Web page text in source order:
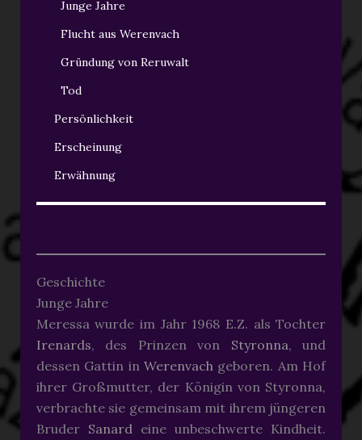
Junge Jahre
Flucht aus Werenvach
Gründung von Reruwalt
Tod
Persönlichkeit
Erscheinung
Erwähnung
Geschichte
Junge Jahre
Meressa wurde im Jahr 1968 E.Z. als Tochter
Irenards, des Prinzen von Styronna, und
dessen Gattin in Werenvach geboren. Am Hof
ihrer Großmutter, der Königin von Styronna,
verbrachte sie gemeinsam mit ihrem jüngeren
Bruder Sanard eine unbeschwerte Kindheit.